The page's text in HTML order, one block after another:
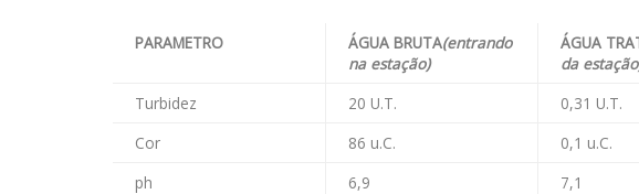
PARAMETRO ÁGUA BRUTA(entrando
na estação)
ÁGUA
da
Turbidez
20 U.T.
0,31 U.T.
Cor
86 u.C.
0,1 u.C.
ph
6,9 7,1